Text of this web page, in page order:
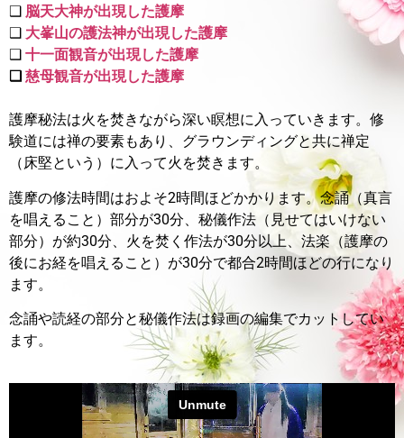
❑ 脳天大神が出現した護摩
❑ 大峯山の護法神が出現した護摩
❑ 十一面観音が出現した護摩
❑ 慈母観音が出現した護摩
護摩秘法は火を焚きながら深い瞑想に入っていきます。 修
験道には禅の要素もあり、グラウンディングと共に禅定
（床堅という）に入って火を焚きます。
護摩の修法時間はおよそ2時間ほどかかります。念誦（真言
を唱えること）部分が30分、秘儀作法（見せてはいけない
部分）が約30分、火を焚く作法が30分以上、法楽（護摩の
後にお経を唱えること）が30分で都合2時間ほどの行になり
ます。
念誦や読経の部分と秘儀作法は録画の編集でカットしてい
ます。